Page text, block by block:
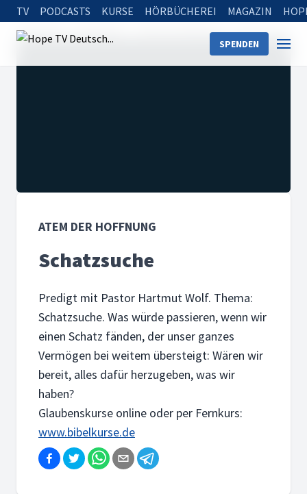
TV PODCASTS KURSE HÖRBÜCHEREI MAGAZIN
SPENDEN
Startseite Atem der Hoffnung Schatzsuche
ATEM DER HOFFNUNG
Schatzsuche
Predigt mit Pastor Hartmut Wolf. Thema:
Schatzsuche. Was würde passieren, wenn wir
einen Schatz fänden, der unser ganzes
Vermögen bei weitem übersteigt: Wären wir
bereit, alles dafür herzugeben, was wir
haben?
Glaubenskurse online oder per Fernkurs:
www.bibelkurse.de